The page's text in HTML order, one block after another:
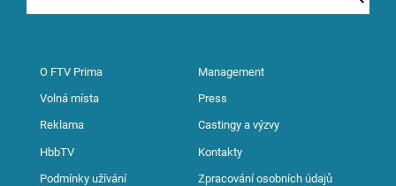
O FTV Prima Management
Volná místa Press
Reklama Castingy a výzvy
HbbTV Kontakty
Podmínky užívání Zpracování osobních údajů